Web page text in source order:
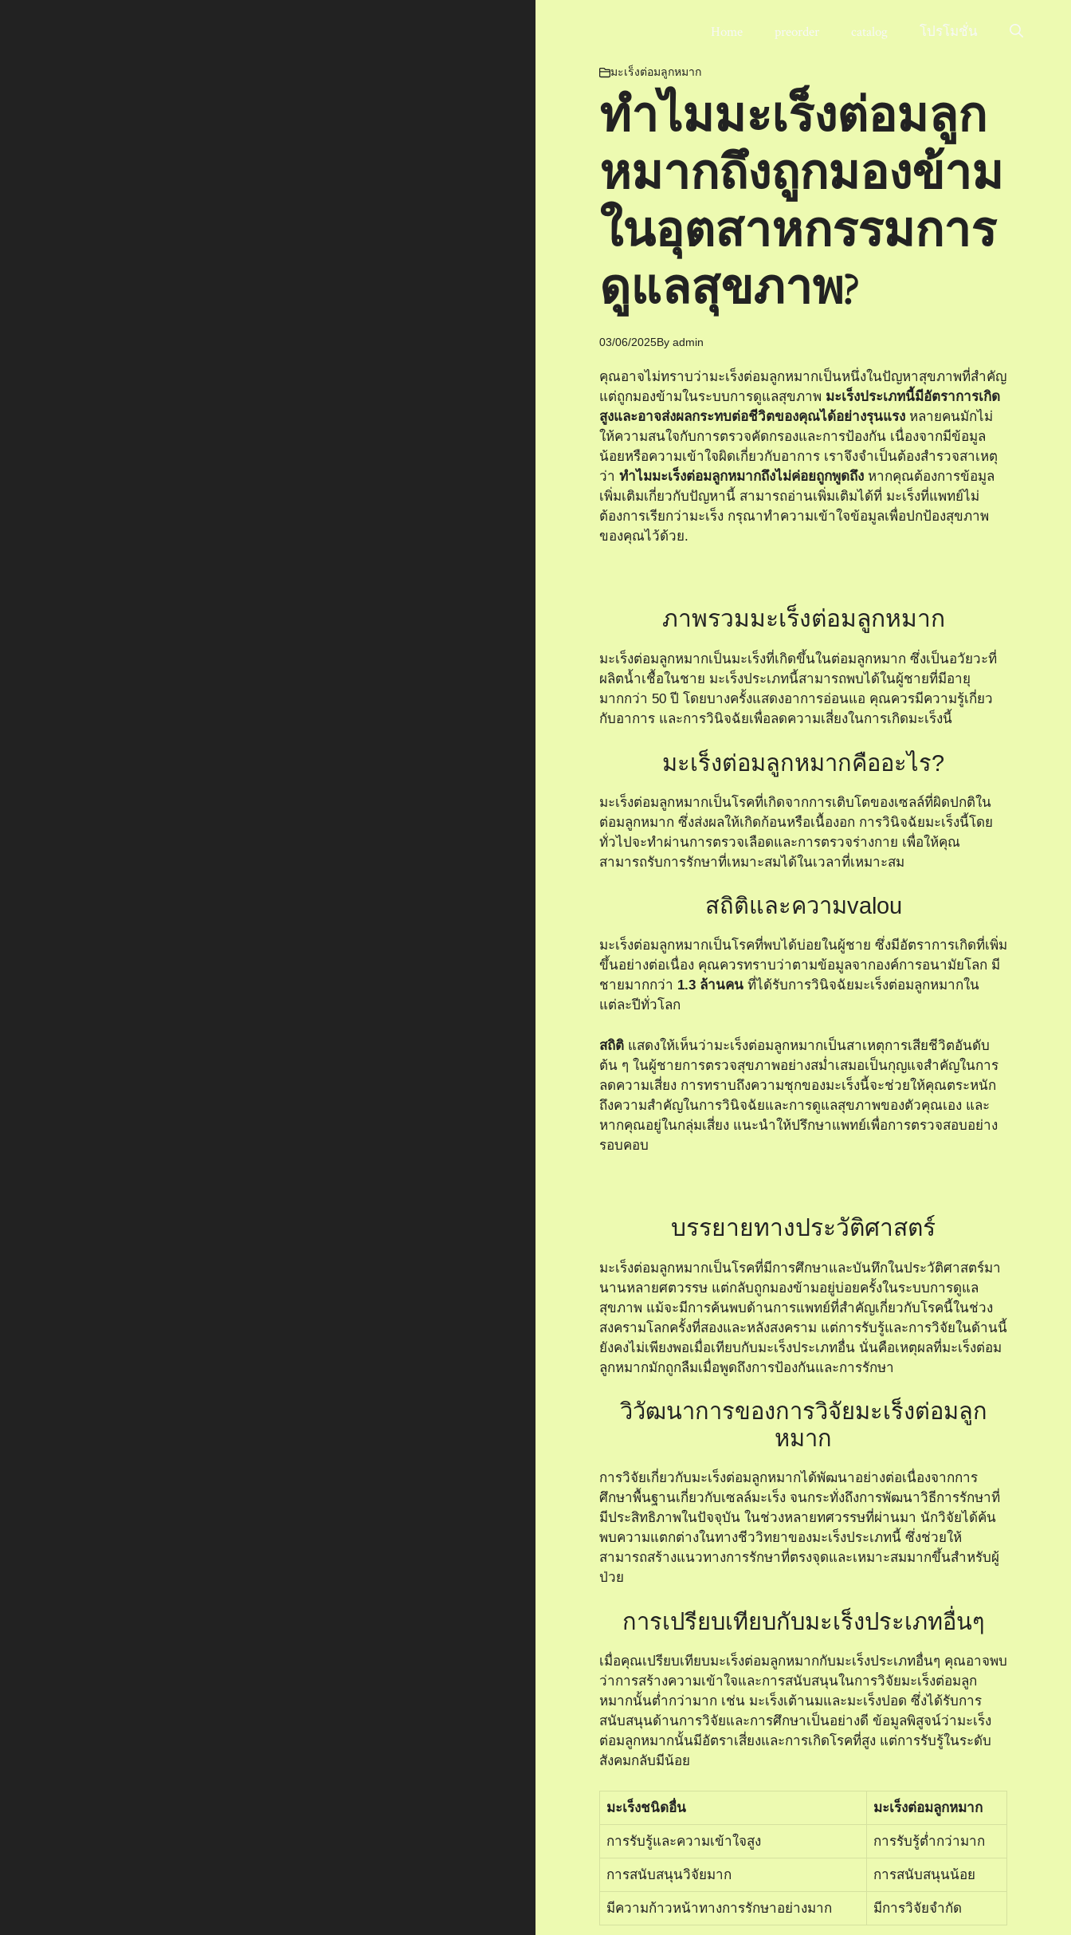
Home preorder catalog โปรโมชั่น
มะเร็งต่อมลูกหมาก
ทำไมมะเร็งต่อมลูก
หมากถึงถูกมองข้าม
ในอุตสาหกรรมการ
ดูแลสุขภาพ?
03/06/2025By admin
คุณอาจไม่ทราบว่ามะเร็งต่อมลูกหมากเป็นหนึ่งในปัญหาสุขภาพที่สำคัญ
แต่ถูกมองข้ามในระบบการดูแลสุขภาพ มะเร็งประเภทนี้มีอัตราการเกิด
สูงและอาจส่งผลกระทบต่อชีวิตของคุณได้อย่างรุนแรง หลายคนมักไม่
ให้ความสนใจกับการตรวจคัดกรองและการป้องกัน เนื่องจากมีข้อมูล
น้อยหรือความเข้าใจผิดเกี่ยวกับอาการ เราจึงจำเป็นต้องสำรวจสาเหตุ
ว่า ทำไมมะเร็งต่อมลูกหมากถึงไม่ค่อยถูกพูดถึง หากคุณต้องการข้อมูล
เพิ่มเติมเกี่ยวกับปัญหานี้ สามารถอ่านเพิ่มเติมได้ที่ มะเร็งที่แพทย์ไม่
ต้องการเรียกว่ามะเร็ง กรุณาทำความเข้าใจข้อมูลเพื่อปกป้องสุขภาพ
ของคุณไว้ด้วย.
ภาพรวมมะเร็งต่อมลูกหมาก
มะเร็งต่อมลูกหมากเป็นมะเร็งที่เกิดขึ้นในต่อมลูกหมาก ซึ่งเป็นอวัยวะที่
ผลิตน้ำเชื้อในชาย มะเร็งประเภทนี้สามารถพบได้ในผู้ชายที่มีอายุ
มากกว่า 50 ปี โดยบางครั้งแสดงอาการอ่อนแอ คุณควรมีความรู้เกี่ยว
กับอาการ และการวินิจฉัยเพื่อลดความเสี่ยงในการเกิดมะเร็งนี้
มะเร็งต่อมลูกหมากคืออะไร?
มะเร็งต่อมลูกหมากเป็นโรคที่เกิดจากการเติบโตของเซลล์ที่ผิดปกติใน
ต่อมลูกหมาก ซึ่งส่งผลให้เกิดก้อนหรือเนื้องอก การวินิจฉัยมะเร็งนี้โดย
ทั่วไปจะทำผ่านการตรวจเลือดและการตรวจร่างกาย เพื่อให้คุณ
สามารถรับการรักษาที่เหมาะสมได้ในเวลาที่เหมาะสม
สถิติและความvalou
มะเร็งต่อมลูกหมากเป็นโรคที่พบได้บ่อยในผู้ชาย ซึ่งมีอัตราการเกิดที่เพิ่ม
ขึ้นอย่างต่อเนื่อง คุณควรทราบว่าตามข้อมูลจากองค์การอนามัยโลก มี
ชายมากกว่า 1.3 ล้านคน ที่ได้รับการวินิจฉัยมะเร็งต่อมลูกหมากใน
แต่ละปีทั่วโลก
สถิติ แสดงให้เห็นว่ามะเร็งต่อมลูกหมากเป็นสาเหตุการเสียชีวิตอันดับ
ต้น ๆ ในผู้ชายการตรวจสุขภาพอย่างสม่ำเสมอเป็นกุญแจสำคัญในการ
ลดความเสี่ยง การทราบถึงความชุกของมะเร็งนี้จะช่วยให้คุณตระหนัก
ถึงความสำคัญในการวินิจฉัยและการดูแลสุขภาพของตัวคุณเอง และ
หากคุณอยู่ในกลุ่มเสี่ยง แนะนำให้ปรึกษาแพทย์เพื่อการตรวจสอบอย่าง
รอบคอบ
บรรยายทางประวัติศาสตร์
มะเร็งต่อมลูกหมากเป็นโรคที่มีการศึกษาและบันทึกในประวัติศาสตร์มา
นานหลายศตวรรษ แต่กลับถูกมองข้ามอยู่บ่อยครั้งในระบบการดูแล
สุขภาพ แม้จะมีการค้นพบด้านการแพทย์ที่สำคัญเกี่ยวกับโรคนี้ในช่วง
สงครามโลกครั้งที่สองและหลังสงคราม แต่การรับรู้และการวิจัยในด้านนี้
ยังคงไม่เพียงพอเมื่อเทียบกับมะเร็งประเภทอื่น นั่นคือเหตุผลที่มะเร็งต่อม
ลูกหมากมักถูกลืมเมื่อพูดถึงการป้องกันและการรักษา
วิวัฒนาการของการวิจัยมะเร็งต่อมลูก
หมาก
การวิจัยเกี่ยวกับมะเร็งต่อมลูกหมากได้พัฒนาอย่างต่อเนื่องจากการ
ศึกษาพื้นฐานเกี่ยวกับเซลล์มะเร็ง จนกระทั่งถึงการพัฒนาวิธีการรักษาที่
มีประสิทธิภาพในปัจจุบัน ในช่วงหลายทศวรรษที่ผ่านมา นักวิจัยได้ค้น
พบความแตกต่างในทางชีววิทยาของมะเร็งประเภทนี้ ซึ่งช่วยให้
สามารถสร้างแนวทางการรักษาที่ตรงจุดและเหมาะสมมากขึ้นสำหรับผู้
ป่วย
การเปรียบเทียบกับมะเร็งประเภทอื่นๆ
เมื่อคุณเปรียบเทียบมะเร็งต่อมลูกหมากกับมะเร็งประเภทอื่นๆ คุณอาจพบ
ว่าการสร้างความเข้าใจและการสนับสนุนในการวิจัยมะเร็งต่อมลูก
หมากนั้นต่ำกว่ามาก เช่น มะเร็งเต้านมและมะเร็งปอด ซึ่งได้รับการ
สนับสนุนด้านการวิจัยและการศึกษาเป็นอย่างดี ข้อมูลพิสูจน์ว่ามะเร็ง
ต่อมลูกหมากนั้นมีอัตราเสี่ยงและการเกิดโรคที่สูง แต่การรับรู้ในระดับ
สังคมกลับมีน้อย
มะเร็งชนิดอื่น มะเร็งต่อมลูกหมาก
การรับรู้และความเข้าใจสูง การรับรู้ต่ำกว่ามาก
การสนับสนุนวิจัยมาก การสนับสนุนน้อย
มีความก้าวหน้าทางการรักษาอย่างมาก มีการวิจัยจำกัด